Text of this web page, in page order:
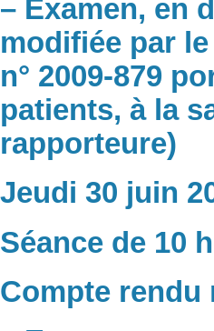
– Examen, en
modifiée par
n° 2009-879
patients, à la
rapporteure)
Jeudi 30 juin
Séance de 10
Compte rendu